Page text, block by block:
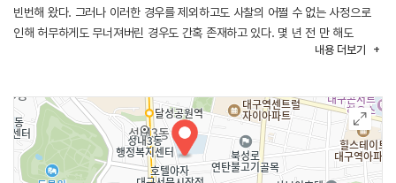
빈번해 왔다. 그러나 이러한 경우를 제외하고도 사찰의 어쩔 수 없는 사정으로
인해 허무하게도 무너져버린 경우도 간혹 존재하고 있다. 몇 년 전 만 해도
소박하지만, 가람이 존재했던 대구 대성사가 바로 후자의 경우로 여겨진다. 일제
은해사의 대구포교당으로 활용되고 있을 뿐이다. 그러나 ‘대성사’라는 예전의
사명은 그대로 물려받아 부처님의 법음을 대구 지역에 전파하는 데 일조하고
있다. 대구 중구 지역에서 그 터가 가장 오래된 건물로 손꼽혔던 대성사는 일제
강점기에 지어졌던 건물인지라 실은 왜색이 짙었던 것이 멸실의 이유로
추측된다.
내용 더보기